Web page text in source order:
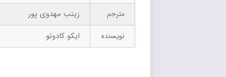
زینب مهدوی پور
ایکو کادونو